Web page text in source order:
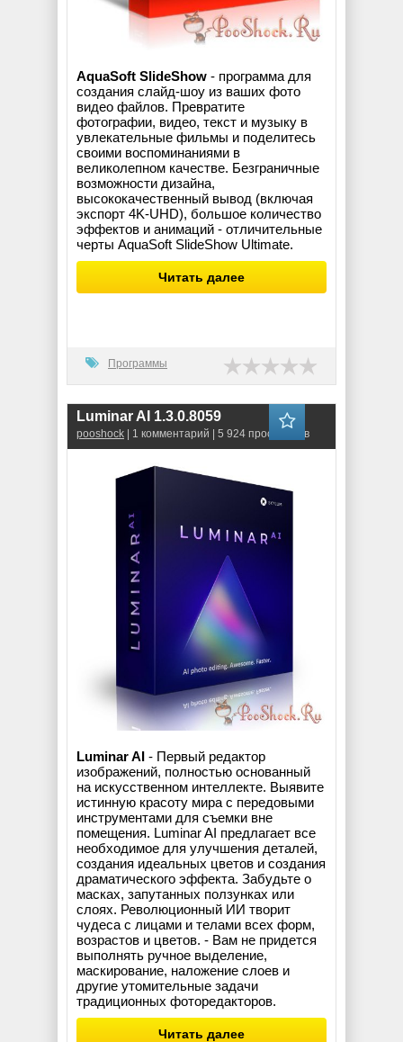
AquaSoft SlideShow - программа для
создания слайд-шоу из ваших фото
видео файлов. Превратите
фотографии, видео, текст и музыку в
увлекательные фильмы и поделитесь
своими воспоминаниями в
великолепном качестве. Безграничные
возможности дизайна,
высококачественный вывод (включая
экспорт 4K-UHD), большое количество
эффектов и анимаций - отличительные
черты AquaSoft SlideShow Ultimate.
Читать далее
Программы
Luminar AI 1.3.0.8059
pooshock | 1 комментарий | 5 924 просмотров
Luminar AI - Первый редактор
изображений, полностью основанный
на искусственном интеллекте. Выявите
истинную красоту мира с передовыми
инструментами для съемки вне
помещения. Luminar AI предлагает все
необходимое для улучшения деталей,
создания идеальных цветов и создания
драматического эффекта. Забудьте о
масках, запутанных ползунках или
слоях. Революционный ИИ творит
чудеса с лицами и телами всех форм,
возрастов и цветов. - Вам не придется
выполнять ручное выделение,
маскирование, наложение слоев и
другие утомительные задачи
традиционных фоторедакторов.
Читать далее